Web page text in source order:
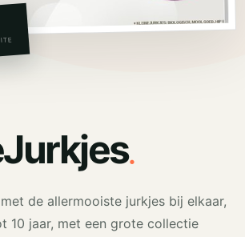
.
de allermooiste jurkjes bij elkaar,
10 jaar, met een grote collectie